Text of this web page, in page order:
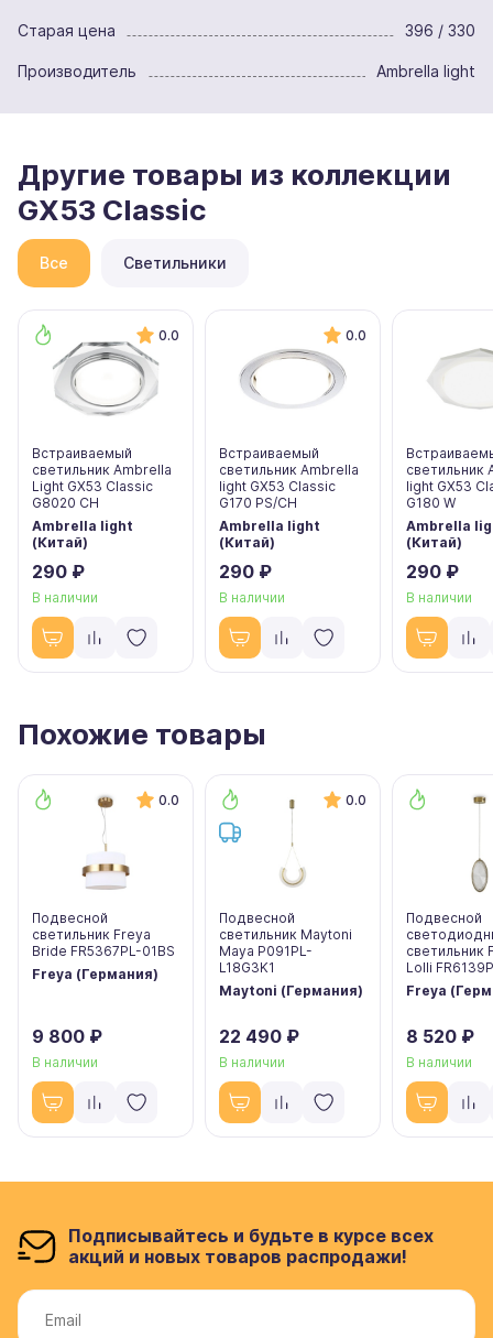
Старая цена 396 / 330
Производитель Ambrella light
Другие товары из коллекции
GX53 Classic
Все Светильники
0.0
Встраиваемый
светильник Ambrella
Light GX53 Classic
G8020 CH
Ambrella light
(Китай)
290 ₽
В наличии
0.0
Встраиваемый
светильник Ambrella
light GX53 Classic
G170 PS/CH
Ambrella light
(Китай)
290 ₽
В наличии
светильник
light GX53
G180 W
Ambrella
(Китай)
290 ₽
В наличии
Похожие товары
0.0
Подвесной
светильник Freya
Bride FR5367PL-01BS
Freya (Германия)
9 800 ₽
В наличии
0.0
Подвесной
светильник Maytoni
Maya P091PL-
L18G3K1
Maytoni (Германия)
22 490 ₽
В наличии
Подвесной
светильник
Lolli
Freya
8 520 ₽
В наличии
Подписывайтесь и будьте в курсе всех
акций и новых товаров распродажи!